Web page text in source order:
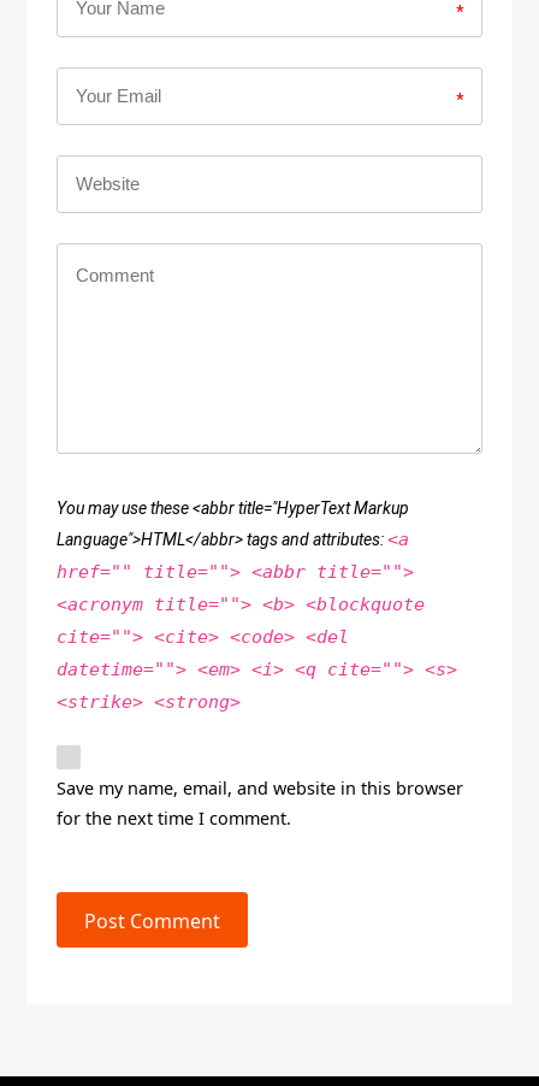
*
*
You may use these <abbr title="HyperText Markup
Language">HTML</abbr> tags and attributes:<a
href="" title=""> <abbr title="">
<acronym title=""> <b> <blockquote
cite=""> <cite> <code> <del
datetime=""> <em> <i> <q cite=""> <s>
<strike> <strong>
Save my name, email, and website in this browser
for the next time I comment.
Post Comment